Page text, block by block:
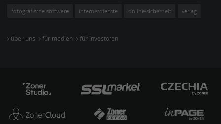
fotografische software internetdienste online-sicherheit verlag
über uns für medien für investoren